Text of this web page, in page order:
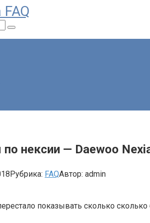
нексии — Daewoo
Рубрика: FAQАвтор: admin
показывать сколько